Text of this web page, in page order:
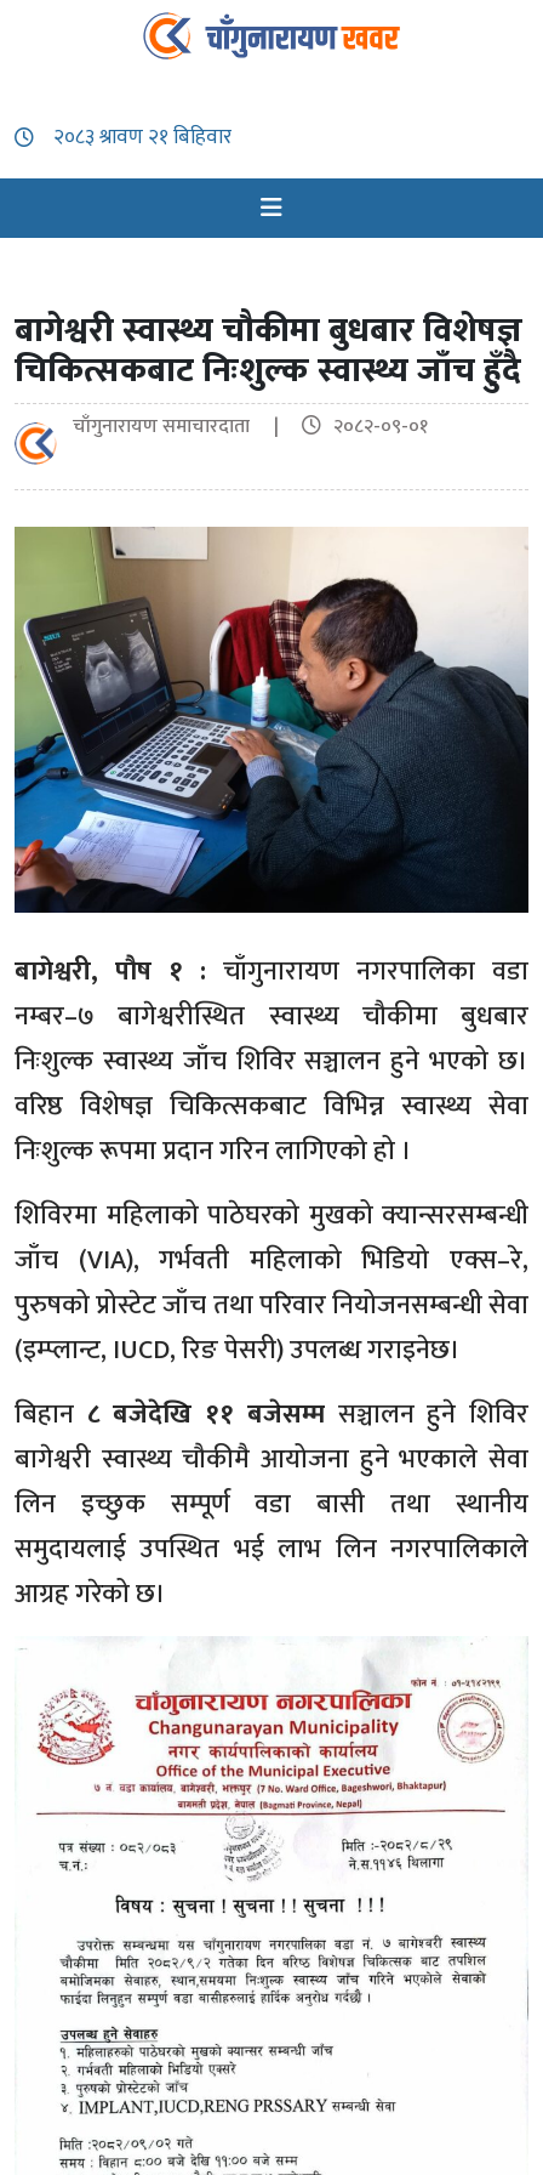
बागेश्वरी स्वास्थ्य चौकीमा बुधबार विशेषज्ञ
चिकित्सकबाट निःशुल्क स्वास्थ्य जाँच हुँदै
चाँगुनारायण समाचारदाता | २०८२-०९-०१
बागेश्वरी, पौष १ : चाँगुनारायण नगरपालिका वडा
नम्बर–७ बागेश्वरीस्थित स्वास्थ्य चौकीमा बुधबार
निःशुल्क स्वास्थ्य जाँच शिविर सञ्चालन हुने भएको छ।
वरिष्ठ विशेषज्ञ चिकित्सकबाट विभिन्न स्वास्थ्य सेवा
निःशुल्क रूपमा प्रदान गरिन लागिएको हो ।
शिविरमा महिलाको पाठेघरको मुखको क्यान्सरसम्बन्धी
जाँच (VIA), गर्भवती महिलाको भिडियो एक्स–रे,
पुरुषको प्रोस्टेट जाँच तथा परिवार नियोजनसम्बन्धी सेवा
(इम्प्लान्ट, IUCD, रिङ पेसरी) उपलब्ध गराइनेछ।
बिहान ८ बजेदेखि ११ बजेसम्मसञ्चालन हुने शिविर
बागेश्वरी स्वास्थ्य चौकीमै आयोजना हुने भएकाले सेवा
लिन इच्छुक सम्पूर्ण वडा बासी तथा स्थानीय
समुदायलाई उपस्थित भई लाभ लिन नगरपालिकाले
आग्रह गरेको छ।